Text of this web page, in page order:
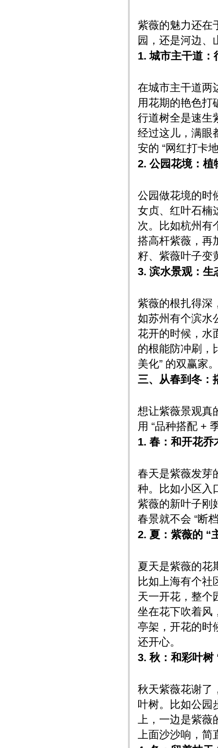
紫薇的魅力还在
园，还是河边、
1. 城市主干道：
在城市主干道两
用花期的艳色打
行道树全是速生
经过这儿，满眼
安的 “网红打卡
2. 公园花境：植
公园做花境的时
女贞、红叶石楠
次。比如杭州有
搭高杆紫薇，
籽、紫薇叶子变
3. 滨水景观：生
紫薇的根扎得深
如苏州有个滨水
花开的时候，水
的根能防冲刷，
美化” 的双赢家
三、从春到冬：
想让紫薇景观真
用 “品种搭配 +
1. 春：和开花乔
春天是紫薇发芽
种。比如小区
紫薇的新叶子刚
春景就不会 “断
2. 夏：紫薇的 “
夏天是紫薇的花
比如上海有个社
天一开花，整
坐在花下吹着风
亭架，开花的时
还开心。
3. 秋：和彩叶树
秋天紫薇花谢了
叶树。比如公
上，一边是紫薇
上面沙沙响，简